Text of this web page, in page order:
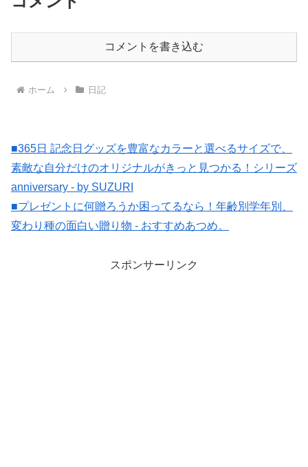
コメントを書き込む
ホーム 日記
■365日 記念日グッズを豊富なカラーと選べるサイズで、
素敵な自分だけのオリジナルがきっと見つかる！シリーズ
anniversary - by SUZURI
■プレゼントに何贈ろうか困ってるなら！年齢別学年別、
変わり種の面白い贈り物 - おすすめあつめ。
スポンサーリンク